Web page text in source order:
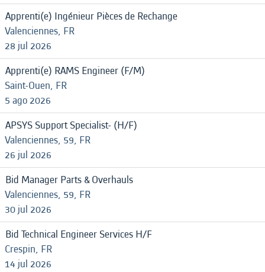
Apprenti(e) Ingénieur Pièces de Rechange
Valenciennes, FR
28 jul 2026
Apprenti(e) RAMS Engineer (F/M)
Saint-Ouen, FR
5 ago 2026
APSYS Support Specialist- (H/F)
Valenciennes, 59, FR
26 jul 2026
Bid Manager Parts & Overhauls
Valenciennes, 59, FR
30 jul 2026
Bid Technical Engineer Services H/F
Crespin, FR
14 jul 2026